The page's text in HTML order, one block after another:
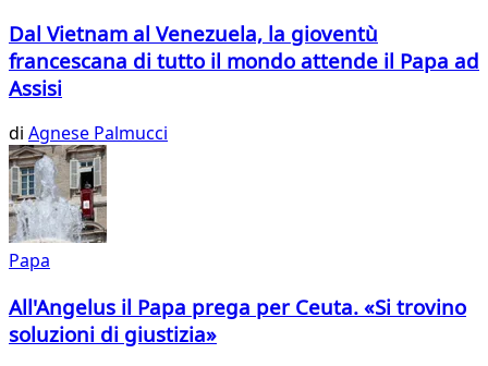
Dal Vietnam al Venezuela, la gioventù
francescana di tutto il mondo attende il Papa ad
Assisi
di Agnese Palmucci
Papa
All'Angelus il Papa prega per Ceuta. «Si trovino
soluzioni di giustizia»